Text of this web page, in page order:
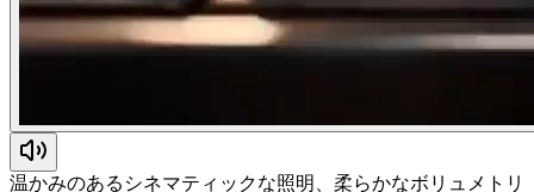
温かみのあるシネマティックな照明、柔らかなボリュメトリ